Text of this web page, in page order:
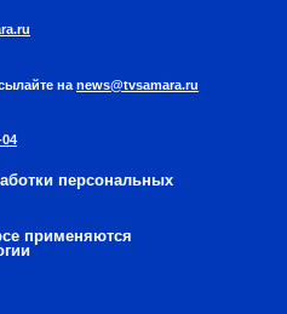
на news@tvsamara.ru
04
персональных
применяются